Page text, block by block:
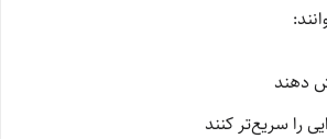
دهند
را سریع‌تر کنند